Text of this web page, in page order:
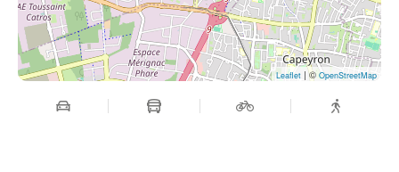
Leaflet | ©OpenStreetMap